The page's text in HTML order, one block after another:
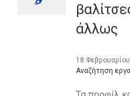
άλλως
18
Αναζήτηση